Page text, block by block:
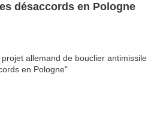
désaccords en Pologne